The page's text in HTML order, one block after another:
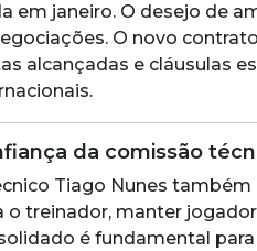
em janeiro. O desejo de
O novo
alcançadas e cláusulas
da comissão
Tiago Nunes
o treinador, manter
é fundamental